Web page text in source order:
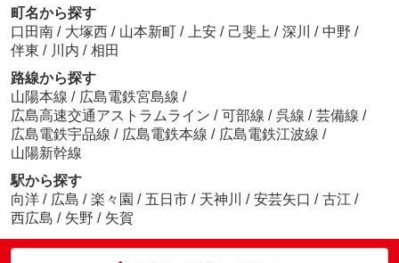
町名から探す
口田南 / 大塚西 / 山本新町 / 上安 / 己斐上 / 深川 / 中野 /
伴東 / 川内 / 相田
路線から探す
山陽本線 / 広島電鉄宮島線 /
広島高速交通アストラムライン / 可部線 / 呉線 / 芸備線 /
広島電鉄宇品線 / 広島電鉄本線 / 広島電鉄江波線 /
山陽新幹線
駅から探す
向洋 / 広島 / 楽々園 / 五日市 / 天神川 / 安芸矢口 / 古江 /
西広島 / 矢野 / 矢賀